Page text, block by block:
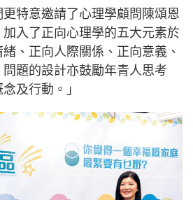
特意邀請了心理學顧問陳頌恩
入了正向心理學的五大元素於
、正向人際關係、正向意義、
題的設計亦鼓勵年青人思考
及行動。」